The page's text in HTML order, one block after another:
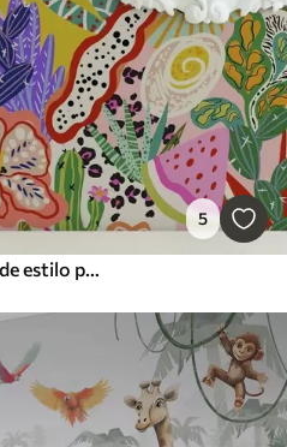
5
Estampado floral abstracto de estilo pop art